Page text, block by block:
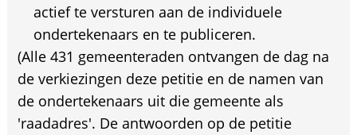
actief te versturen aan de individuele
ondertekenaars en te publiceren.
(Alle 431 gemeenteraden ontvangen de dag na
de verkiezingen deze petitie en de namen van
de ondertekenaars uit die gemeente als
'raadadres'. De antwoorden op de petitie